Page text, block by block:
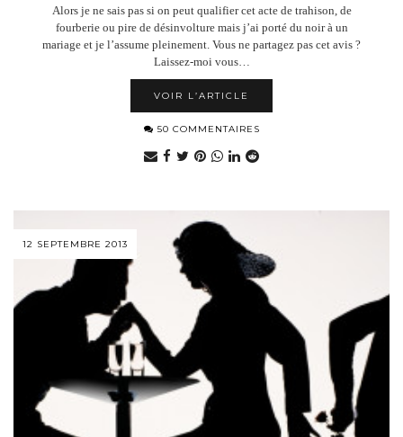
Alors je ne sais pas si on peut qualifier cet acte de trahison, de
fourberie ou pire de désinvolture mais j’ai porté du noir à un
mariage et je l’assume pleinement. Vous ne partagez pas cet avis ?
Laissez-moi vous…
VOIR L’ARTICLE
50 COMMENTAIRES
12 SEPTEMBRE 2013